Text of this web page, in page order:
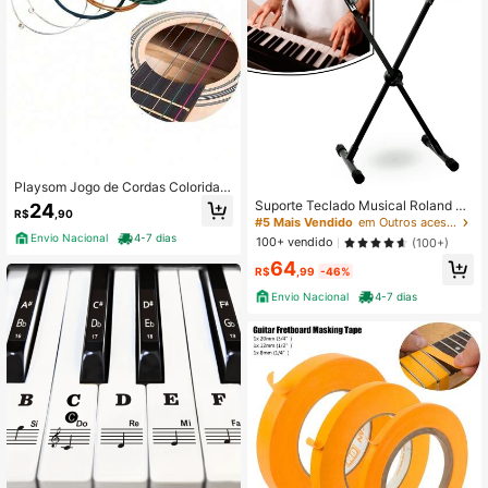
Playsom Jogo de Cordas Coloridas
para Violão Aço
R$24 ,90
Envio Nacional
4-7 dias
Suporte Teclado Musical Roland No
rd Akai Ibox X10 Em X
#5 Mais Vendido
em Outros acessórios gerais para instrumentos
100+ vendido
(100+)
R$64 ,99 -46%
Envio Nacional
4-7 dias